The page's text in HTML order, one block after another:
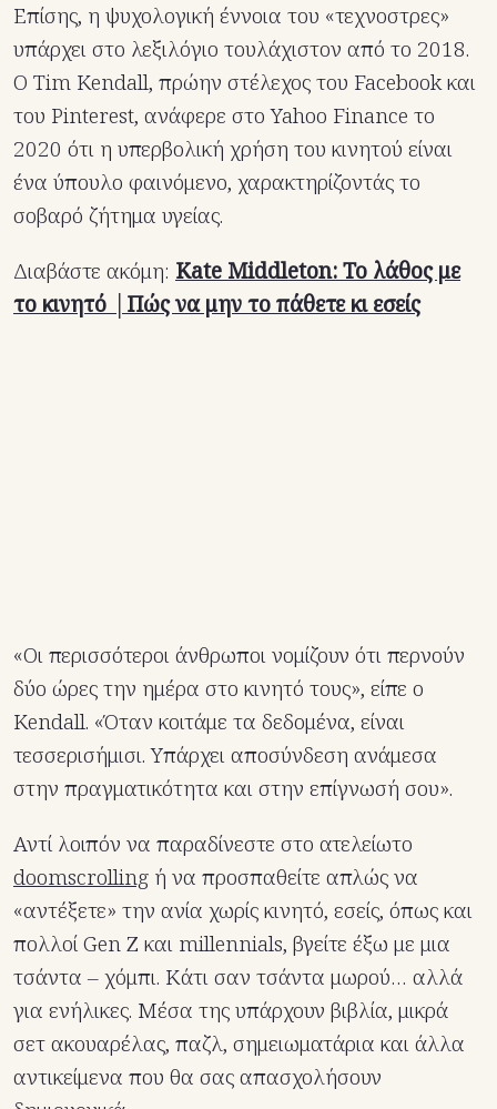
Επίσης, η ψυχολογική έννοια του «τεχνοστρες»
υπάρχει στο λεξιλόγιο τουλάχιστον από το 2018.
Ο Tim Kendall, πρώην στέλεχος του Facebook και
του Pinterest, ανάφερε στο Yahoo Finance το
2020 ότι η υπερβολική χρήση του κινητού είναι
ένα ύπουλο φαινόμενο, χαρακτηρίζοντάς το
σοβαρό ζήτημα υγείας.
Διαβάστε ακόμη: Kate Middleton: Το λάθος με
το κινητό │Πώς να μην το πάθετε κι εσείς
«Οι περισσότεροι άνθρωποι νομίζουν ότι περνούν
δύο ώρες την ημέρα στο κινητό τους», είπε ο
Kendall. «Όταν κοιτάμε τα δεδομένα, είναι
τεσσερισήμισι. Υπάρχει αποσύνδεση ανάμεσα
στην πραγματικότητα και στην επίγνωσή σου».
Αντί λοιπόν να παραδίνεστε στο ατελείωτο
doomscrolling ή να προσπαθείτε απλώς να
«αντέξετε» την ανία χωρίς κινητό, εσείς, όπως και
πολλοί Gen Z και millennials, βγείτε έξω με μια
τσάντα – χόμπι. Κάτι σαν τσάντα μωρού… αλλά
για ενήλικες. Μέσα της υπάρχουν βιβλία, μικρά
σετ ακουαρέλας, παζλ, σημειωματάρια και άλλα
αντικείμενα που θα σας απασχολήσουν